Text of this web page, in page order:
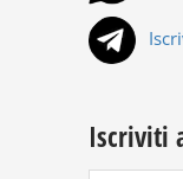
Iscriviti